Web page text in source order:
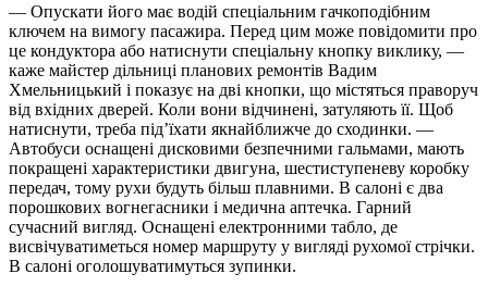
— Опускати його має водій спеціальним гачкоподібним
ключем на вимогу пасажира. Перед цим може повідомити про
це кондуктора або натиснути спеціальну кнопку виклику, —
каже майстер дільниці планових ремонтів Вадим
Хмельницький і показує на дві кнопки, що містяться праворуч
від вхідних дверей. Коли вони відчинені, затуляють її. Щоб
натиснути, треба під’їхати якнайближче до сходинки. —
Автобуси оснащені дисковими безпечними гальмами, мають
покращені характеристики двигуна, шестиступеневу коробку
передач, тому рухи будуть більш плавними. В салоні є два
порошкових вогнегасники і медична аптечка. Гарний
сучасний вигляд. Оснащені електронними табло, де
висвічуватиметься номер маршруту у вигляді рухомої стрічки.
В салоні оголошуватимуться зупинки.